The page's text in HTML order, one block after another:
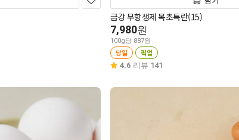
금강 무항생제 목초특란(15)
7,980원
100g당 887원
당일 픽업
4.6 리뷰 141